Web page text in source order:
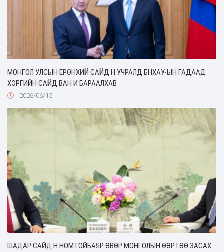
МОНГОЛ УЛСЫН ЕРӨНХИЙ САЙД Н.УЧРАЛД БНХАУ-ЫН ГАДААД
ХЭРГИЙН САЙД ВАН И БАРААЛХАВ
2026/06/15
ШАДАР САЙД Н.НОМТОЙБАЯР ӨВӨР МОНГОЛЫН ӨӨРТӨӨ ЗАСАХ